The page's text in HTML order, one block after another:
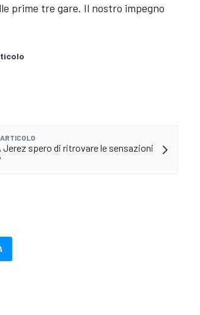
prime tre gare. Il nostro impegno
Jerez spero di ritrovare le sensazioni